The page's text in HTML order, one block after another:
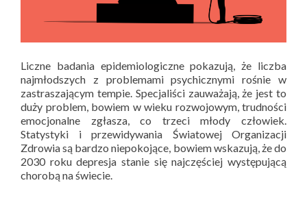
Liczne badania epidemiologiczne pokazują, że liczba
najmłodszych z problemami psychicznymi rośnie w
zastraszającym tempie. Specjaliści zauważają, że jest to
duży problem, bowiem w wieku rozwojowym, trudności
emocjonalne zgłasza, co trzeci młody człowiek.
Statystyki i przewidywania Światowej Organizacji
Zdrowia są bardzo niepokojące, bowiem wskazują, że do
2030 roku depresja stanie się najczęściej występującą
chorobą na świecie.